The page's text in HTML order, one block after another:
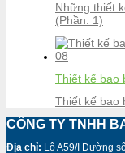
Những thiết
(Phần: 1)
Thiết kế bao
Thiết kế bao
CÔNG TY TNHH
Địa chỉ: Lô A59/I Đường